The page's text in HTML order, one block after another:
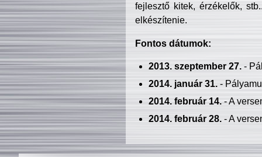
fejlesztő kitek, érzékelők,
elkészítenie.
Fontos dátumok:
2013. szeptember 27.-
2014. január 31.-
2014. február 14.- A
2014. február 28.- A